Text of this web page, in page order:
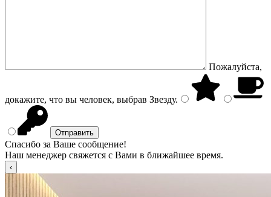
Пожалуйста,
докажите, что вы человек, выбрав Звезду.
Спасибо за Ваше сообщение!
Наш менеджер свяжется с Вами в ближайшее время.